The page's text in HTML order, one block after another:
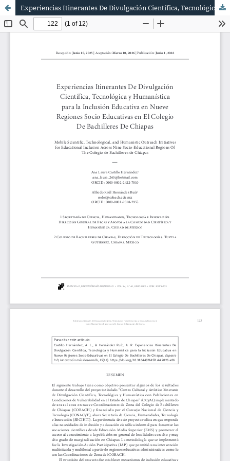
Experiencias Itinerantes De Divulgación Científica, Tecnológica y Humanística para la Inclusión Educativa en Nueve Regiones Socio Educativas en El Colegio De Bachilleres De Chiapas